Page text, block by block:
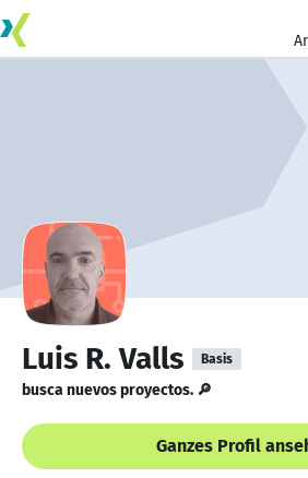
Luis R. Valls Basis
busca nuevos proyectos. 🔎
Ganzes Profil